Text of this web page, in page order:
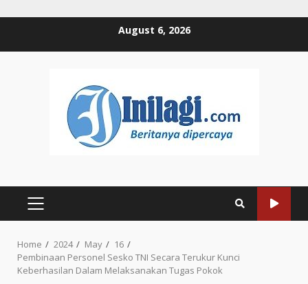
August 6, 2026
PRIMARY
Home 2024 May
16
Pembinaan Personel Sesko TNI Secara Terukur Kunci
Keberhasilan Dalam Melaksanakan Tugas Pokok